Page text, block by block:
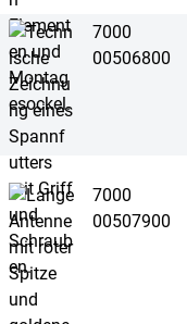
7000
00506800
7000
00507900